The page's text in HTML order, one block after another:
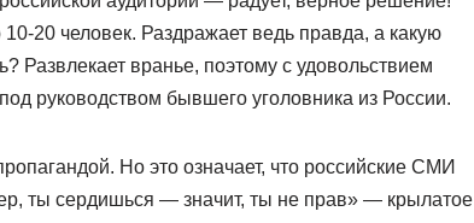
20 человек. Раздражает ведь правда, а какую
Развлекает вранье, поэтому с удовольствием
руководством бывшего уголовника из России.
Но это означает, что российские СМИ
ты сердишься — значит, ты не прав» — крылатое